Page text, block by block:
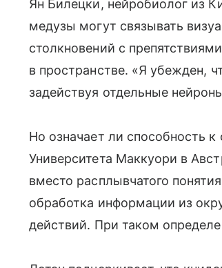
Ян Билецки, нейробиолог из
медузы могут связывать
столкновений с
в пространстве. «Я убежден,
задействуя отдельные
Но означает ли способность
Университета Маккуори в
вместо расплывчатого
обработка информации из
действий. При таком